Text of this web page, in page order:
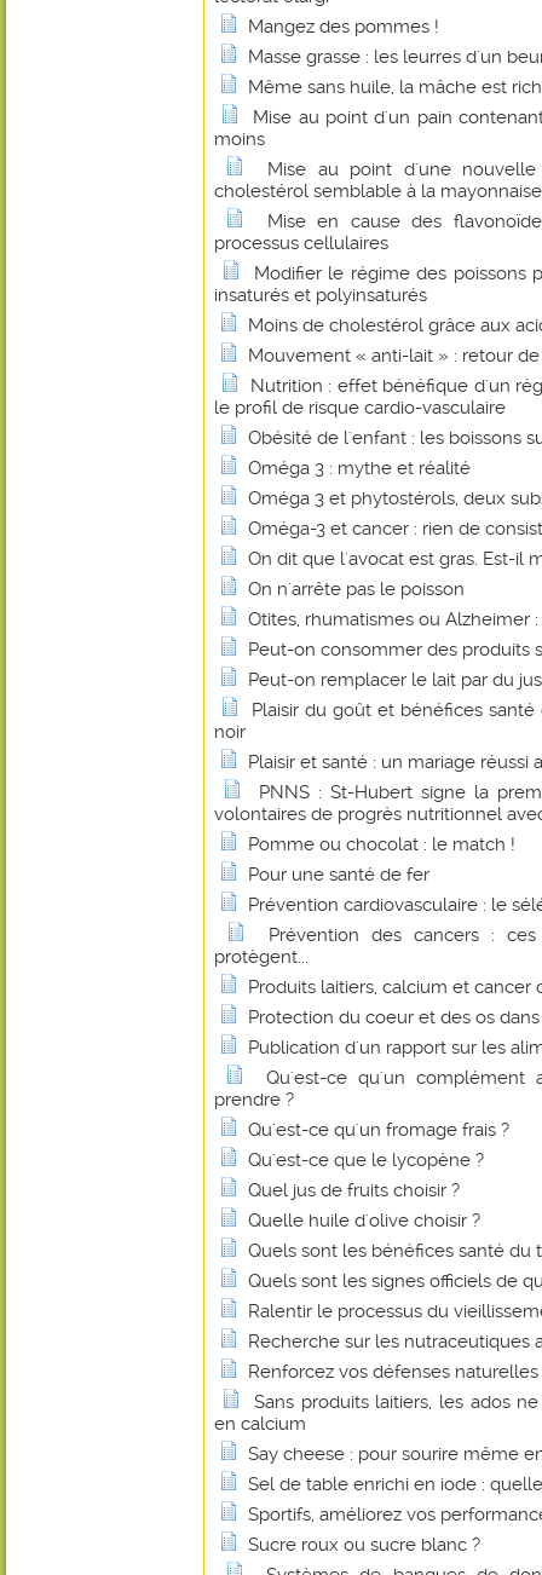
Mangez des pommes !
Masse grasse : les leurres d'un
Même sans huile, la mâche est
Mise au point d'un pain
moins
Mise au point d'une
cholestérol semblable à la mayonnaise
Mise en cause des
processus cellulaires
Modifier le régime des poissons
insaturés et polyinsaturés
Moins de cholestérol grâce aux
Mouvement « anti-lait » : retour
Nutrition : effet bénéfique d'un
le profil de risque cardio-vasculaire
Obésité de l'enfant : les boissons
Oméga 3 : mythe et réalité
Oméga 3 et phytostérols, deux
Oméga-3 et cancer : rien de
On dit que l'avocat est gras. Est-il
On n'arrête pas le poisson
Otites, rhumatismes ou Alzheimer
Peut-on consommer des produits
Peut-on remplacer le lait par du
Plaisir du goût et bénéfices
noir
Plaisir et santé : un mariage réussi
PNNS : St-Hubert signe la
volontaires de progrès nutritionnel
Pomme ou chocolat : le match !
Pour une santé de fer
Prévention cardiovasculaire : le
Prévention des cancers :
protègent...
Produits laitiers, calcium et cancer
Protection du coeur et des os
Publication d'un rapport sur les
Qu'est-ce qu'un complément
prendre ?
Qu'est-ce qu'un fromage frais ?
Qu'est-ce que le lycopène ?
Quel jus de fruits choisir ?
Quelle huile d'olive choisir ?
Quels sont les bénéfices santé du
Quels sont les signes officiels de
Ralentir le processus du
Recherche sur les nutraceutiques
Renforcez vos défenses naturelles
Sans produits laitiers, les ados
en calcium
Say cheese : pour sourire même
Sel de table enrichi en iode :
Sportifs, améliorez vos
Sucre roux ou sucre blanc ?